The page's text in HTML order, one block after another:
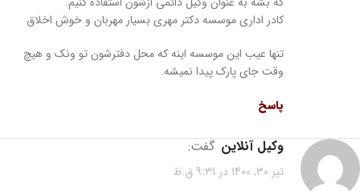
کادر اداری موسسه دکتر مهری بسیار مهربان و خوش اخلاق
تنها عیب این موسسه اینه که محل دفترشون تو ونک و هیچ
وقت جای پارک پیدا نمیشه.
پاسخ
وکیل آنلاین گفت:
تیر 30, 1400 در 9:31 ق.ظ